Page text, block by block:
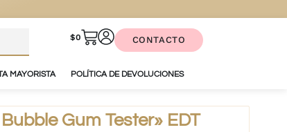
$0 CONTACTO
MAYORISTA POLÍTICA DE DEVOLUCIONES
Gum Tester» EDT